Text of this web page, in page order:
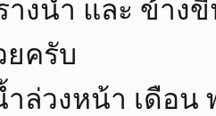
างน้ำ และ ข้า
ครับ
ำล่วงหน้า เดือ